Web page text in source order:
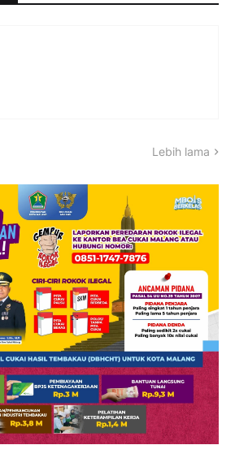
Lebih lama